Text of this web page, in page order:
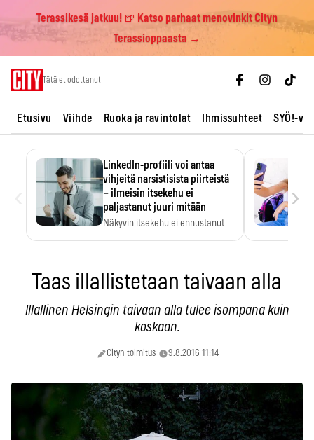
Terassikesä jatkuu! 🍺 Katso parhaat menovinkit Cityn
Terassioppaasta →
Tätä et odottanut
Etusivu Viihde Ruoka ja ravintolat Ihmissuhteet SYÖ!-
LinkedIn-profiili voi antaa
vihjeitä narsistisista piirteistä
– ilmeisin itsekehu ei
paljastanut juuri mitään
Näkyvin itsekehu ei ennustanut
›
Taas illallistetaan taivaan alla
Illallinen Helsingin taivaan alla tulee isompana kuin
koskaan.
Cityn toimitus 9.8.2016 11:14